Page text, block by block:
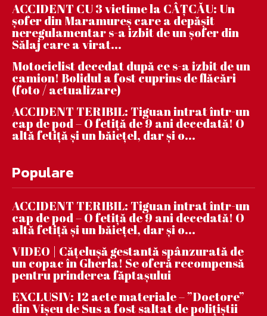
ACCIDENT CU 3 victime la CÂȚCĂU: Un
șofer din Maramureș care a depășit
neregulamentar s-a izbit de un șofer din
Sălaj care a virat...
Motociclist decedat după ce s-a izbit de un
camion! Bolidul a fost cuprins de flăcări
(foto / actualizare)
ACCIDENT TERIBIL: Tiguan intrat într-un
cap de pod – O fetiță de 9 ani decedată! O
altă fetiță și un băiețel, dar și o...
Populare
ACCIDENT TERIBIL: Tiguan intrat într-un
cap de pod – O fetiță de 9 ani decedată! O
altă fetiță și un băiețel, dar și o...
VIDEO | Căţeluşă gestantă spânzurată de
un copac în Gherla! Se oferă recompensă
pentru prinderea făptaşului
EXCLUSIV: 12 acte materiale – ”Doctore”
din Vișeu de Sus a fost saltat de polițiștii